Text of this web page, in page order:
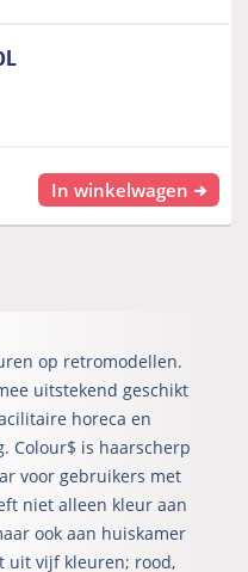
In winkelwagen
op retromodellen.
uitstekend geschikt
horeca en
Colour$ is haarscherp
voor gebruikers met
niet alleen kleur aan
ook aan huiskamer
uit vijf kleuren; rood,